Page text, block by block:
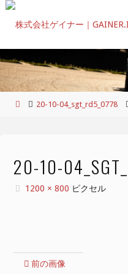
コ
ツ
へ
ホ
20-10-04_sgt_rd5_0778
20-10-
フ
1200 × 800 ピクセル
前の画像